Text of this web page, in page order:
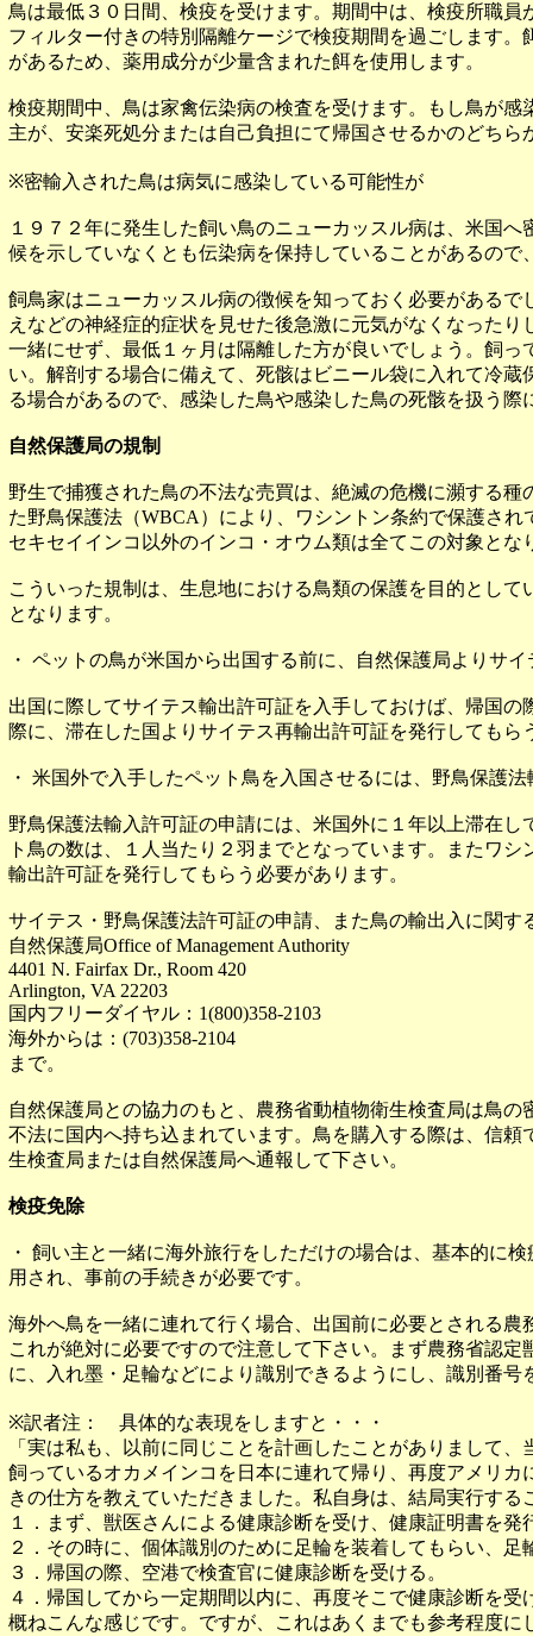
鳥は最低３０日間、検疫を受けます。期間中は、検疫所職
フィルター付きの特別隔離ケージで検疫期間を過ごします
があるため、薬用成分が少量含まれた餌を使用します。
検疫期間中、鳥は家禽伝染病の検査を受けます。もし鳥が
主が、安楽死処分または自己負担にて帰国させるかのどちら
※密輸入された鳥は病気に感染している可能性が
１９７２年に発生した飼い鳥のニューカッスル病は、米国
候を示していなくとも伝染病を保持していることがあるの
飼鳥家はニューカッスル病の徴候を知っておく必要がある
えなどの神経症的症状を見せた後急激に元気がなくなった
一緒にせず、最低１ヶ月は隔離した方が良いでしょう。飼
い。解剖する場合に備えて、死骸はビニール袋に入れて冷
る場合があるので、感染した鳥や感染した鳥の死骸を扱う際
自然保護局の規制
野生で捕獲された鳥の不法な売買は、絶滅の危機に瀕する
た野鳥保護法（WBCA）により、ワシントン条約で保護さ
セキセイインコ以外のインコ・オウム類は全てこの対象とな
こういった規制は、生息地における鳥類の保護を目的とし
となります。
・ ペットの鳥が米国から出国する前に、自然保護局よりサ
出国に際してサイテス輸出許可証を入手しておけば、帰国
際に、滞在した国よりサイテス再輸出許可証を発行してもら
・ 米国外で入手したペット鳥を入国させるには、野鳥保護
野鳥保護法輸入許可証の申請には、米国外に１年以上滞在
ト鳥の数は、１人当たり２羽までとなっています。またワ
輸出許可証を発行してもらう必要があります。
サイテス・野鳥保護法許可証の申請、また鳥の輸出入に関す
自然保護局Office of Management Authority
4401 N. Fairfax Dr., Room 420
Arlington, VA 22203
国内フリーダイヤル：1(800)358-2103
海外からは：(703)358-2104
まで。
自然保護局との協力のもと、農務省動植物衛生検査局は鳥
不法に国内へ持ち込まれています。鳥を購入する際は、信
生検査局または自然保護局へ通報して下さい。
検疫免除
・ 飼い主と一緒に海外旅行をしただけの場合は、基本的に
用され、事前の手続きが必要です。
海外へ鳥を一緒に連れて行く場合、出国前に必要とされる
これが絶対に必要ですので注意して下さい。まず農務省認
に、入れ墨・足輪などにより識別できるようにし、識別番号
※訳者注： 具体的な表現をしますと・・・
「実は私も、以前に同じことを計画したことがありまして
飼っているオカメインコを日本に連れて帰り、再度アメリ
きの仕方を教えていただきました。私自身は、結局実行す
１．まず、獣医さんによる健康診断を受け、健康証明書を発
２．その時に、個体識別のために足輪を装着してもらい、
３．帰国の際、空港で検査官に健康診断を受ける。
４．帰国してから一定期間以内に、再度そこで健康診断を受
概ねこんな感じです。ですが、これはあくまでも参考程度